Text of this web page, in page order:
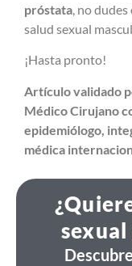
próstata, no
salud sexual
¡Hasta pronto!
Artículo validado
Médico Cirujano
epidemiólogo,
médica